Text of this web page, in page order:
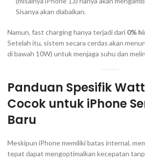
Sisanya akan diabaikan.
Namun, fast charginghanya terjadi dari 0%
Setelah itu, sistem secara cerdas akan
di bawah 10W) untuk menjaga suhu dan
Panduan Spesifik
Cocok untuk iPhone
Baru
Meskipun iPhone memiliki batas internal,
tepat dapat mengoptimalkan kecepatan